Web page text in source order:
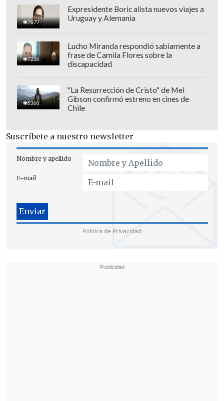
como"Kill Bill,Reservoir Dogs" y "The
Hateful Eight", entre otras.
7877
Expresidente Boric alista nuevos viajes a
Uruguay y Alemania
7236
Lucho Miranda respondió sabiamente a
frase de Camila Flores sobre la
discapacidad
5360
"La Resurrección de Cristo" de Mel
Gibson confirmó estreno en cines de
Chile
Suscríbete a nuestro newsletter
Nombre y apellido
E-mail
Política de Privacidad